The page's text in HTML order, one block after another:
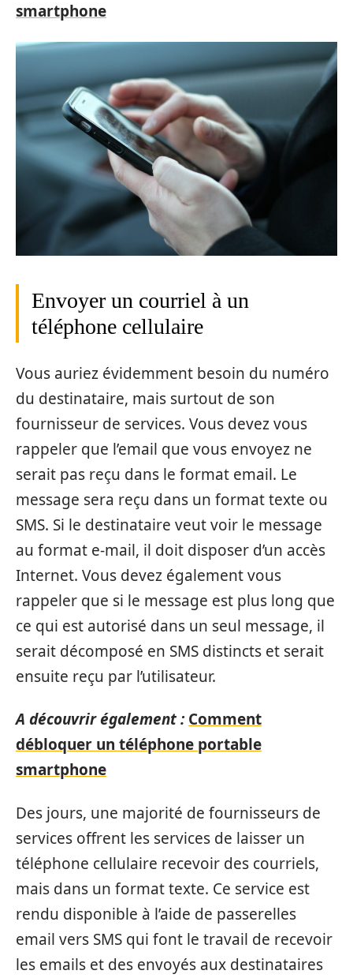
smartphone
Envoyer un courriel à un
téléphone cellulaire
Vous auriez évidemment besoin du numéro
du destinataire, mais surtout de son
fournisseur de services. Vous devez vous
rappeler que l’email que vous envoyez ne
serait pas reçu dans le format email. Le
message sera reçu dans un format texte ou
SMS. Si le destinataire veut voir le message
au format e-mail, il doit disposer d’un accès
Internet. Vous devez également vous
rappeler que si le message est plus long que
ce qui est autorisé dans un seul message, il
serait décomposé en SMS distincts et serait
ensuite reçu par l’utilisateur.
A découvrir également : Comment
débloquer un téléphone portable
smartphone
Des jours, une majorité de fournisseurs de
services offrent les services de laisser un
téléphone cellulaire recevoir des courriels,
mais dans un format texte. Ce service est
rendu disponible à l’aide de passerelles
email vers SMS qui font le travail de recevoir
les emails et des envoyés aux destinataires